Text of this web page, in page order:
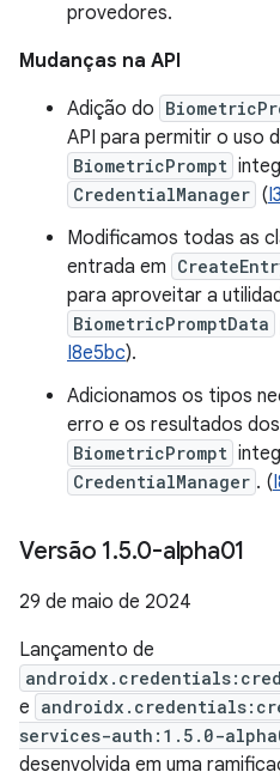
provedores.
Mudanças na API
Adição do
API para permitir o uso
BiometricPrompt
CredentialManager (
Modificamos todas as
entrada em
para aproveitar a
BiometricPromptData
I8e5bc).
Adicionamos os tipos
erro e os resultados
BiometricPrompt
CredentialManager . (
Versão 1.5.0-alpha01
29 de maio de 2024
Lançamento de
e
services-auth:1.5.0-
desenvolvida em uma